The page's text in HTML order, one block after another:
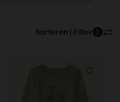
Sorteren | Filter 0